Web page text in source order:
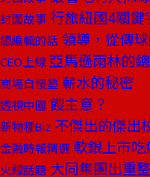
封面故事 行旅紐國4關鍵
總編輯的話 領導，從傳
CEO上線 亞馬遜雨林的
商場自慢塾 薪水的秘密
透視中國 餿主意？
新物種Biz 不傑出的傑出
金融時報精選 軟銀上市
火線話題 大同集團出重